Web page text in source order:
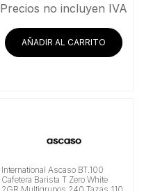
Precios no incluyen IVA
AÑADIR AL CARRITO
International Ascaso BT.100
Cafetera Barista T Zero White